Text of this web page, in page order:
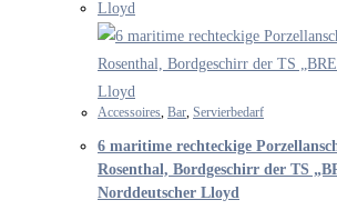
Accessoires, Bar, Servierbedarf
6 maritime rechteckige
Rosenthal, Bordgeschirr der TS
Norddeutscher Lloyd